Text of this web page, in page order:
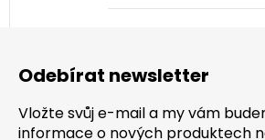
Odebírat newsletter
Vložte svůj e-mail a my vám
informace o nových produktech